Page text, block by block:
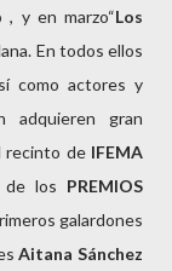
, y en marzo“Los
En todos ellos
como actores y
adquieren gran
recinto de IFEMA
de los PREMIOS
galardones
Aitana Sánchez